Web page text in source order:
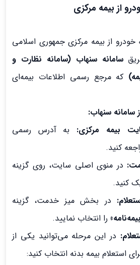
از بیمه مرکزی
خودرو از بیمه مرکزی جمهوری اسلامی
سامانه سنهاب (سامانه نظارت و
که مرجع رسمی اطلاعات بیمه‌ای
سامانه سنهاب:
بیمه مرکزی: به آدرس رسمی
کنید.
در منوی اصلی سایت، روی گزینه
کنید.
در بخش میز خدمت، گزینه
را انتخاب نمایید.
در این مرحله می‌توانید یکی از
استعلام بیمه بدنه انتخاب کنید: